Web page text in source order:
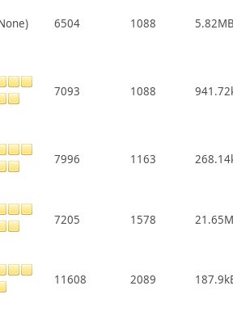
6504 1088
7093 1088
7996 1163
7205 1578
11608 2089